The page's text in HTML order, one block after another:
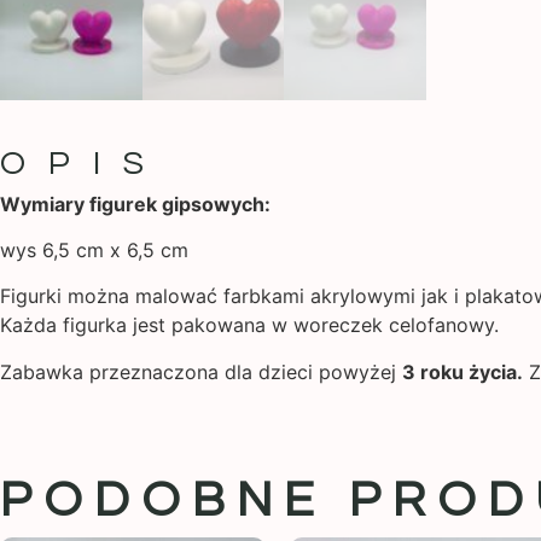
OPIS
Wymiary figurek gipsowych:
wys 6,5 cm x 6,5 cm
Figurki można malować farbkami akrylowymi jak i
Każda figurka jest pakowana w woreczek celofanowy.
Zabawka przeznaczona dla dzieci powyżej 3 roku życia.
PODOBNE